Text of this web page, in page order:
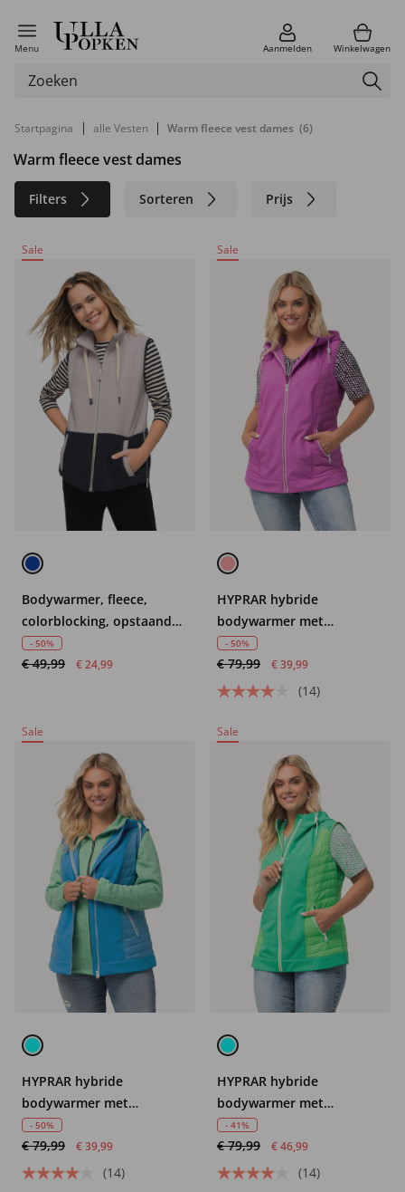
Menu Aanmelden Winkelwagen
Startpagina | alle Vesten | Warm fleece vest dames (6)
Warm fleece vest dames
Filters Sorteren Prijs
Materiaal
Sale
Bodywarmer, fleece,
colorblocking, opstaande
kraag, zijritssluiting,
ECOTEX
- 50%
€ 49,99 € 24,99
Sale
HYPRAR hybride
bodywarmer met
capuchon, waterafstotend
- 50%
€ 79,99 € 39,99
(14)
Sale
HYPRAR hybride
bodywarmer met
capuchon, waterafstotend
- 50%
€ 79,99 € 39,99
(14)
Sale
HYPRAR hybride
bodywarmer met
capuchon, waterafstotend
- 41%
€ 79,99 € 46,99
(14)